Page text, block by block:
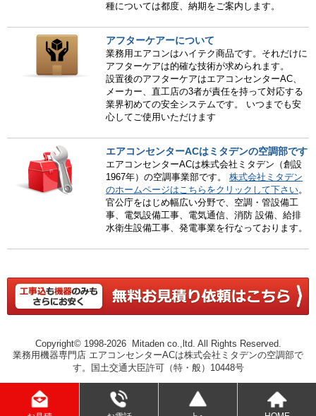
種については都度、納期をご案内します。
アフターケアーについて
業務用エアコンはハイテク商品です。それだけに
アフターケアは的確な技術が求められます。
設置後のアフターケアはエアコンセンターAC、
メーカー、直工店の3者が責任を持って対応する
業界初めての安全システムです。 いつまでも安
心してご使用いただけます
エアコンセンターACはミタデンの空調部です
エアコンセンターACは株式会社ミタデン（創設
1967年）の空調事業部です。 株式会社ミタデン
のホームページはこちらをクリックして下さい。
官公庁をはじめ幅広い分野で、空調・管設備工
事、電気設備工事、電気通信、消防 設備、給排
水衛生設備工事、発電事業を行なっております。
Copyright© 1998-2026 Mitaden co.,ltd. All Rights Reserved.
業務用機器専門店 エアコンセンターACは株式会社ミタデンの空調部で
す。国土交通大臣許可（特・般）10448号